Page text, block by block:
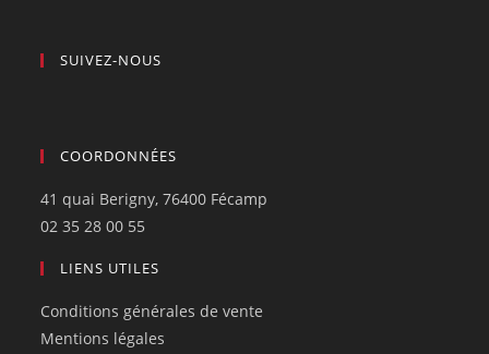
SUIVEZ-NOUS
COORDONNÉES
41 quai Berigny, 76400 Fécamp
02 35 28 00 55
LIENS UTILES
Conditions générales de vente
Mentions légales